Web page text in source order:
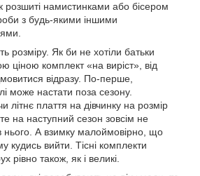
розшиті намистинками або бісером
з будь-якими іншими
розміру. Як би не хотіли батьки
ціною комплект «на виріст», від
відразу. По-перше,
може настати поза сезону.
літнє плаття на дівчинку на розмір
на наступний сезон зовсім не
нього. А взимку малоймовірно, що
кудись вийти. Тісні комплекти
рівно також, як і великі.